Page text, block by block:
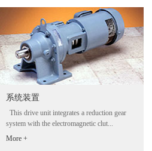
系统装置
This drive unit integrates a reduction gear
system with the electromagnetic clut...
More +